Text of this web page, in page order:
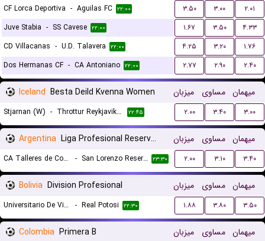
CF Lorca Deportiva - Aguilas FC ۲۲:۰۰ ۳.۵۰ ۳.۰۰
۲.۰۱
Juve Stabia - SS Cavese ۲۲:۰۰ ۱.۶۷ ۳.۵۰
۴.۳۳
CD Villacanas - U.D. Talavera ۲۲:۰۰ ۴.۲۵ ۳.۲۰
۱.۷۶
Dos Hermanas CF - CA Antoniano ۲۲:۰۰ ۲.۷۷ ۲.۹۰ ۲.۴۰
Iceland Besta Deild Kvenna Women میزبان مساوی میهمان
Stjarnan (W) - Throttur Reykjavik (W) ۲۲:۴۵ ۲.۰۰ ۳.۴۰ ۳.۰۰
Argentina Liga Profesional Reserves میزبان مساوی میهمان
CA Talleres de Cordoba Reserves - San Lorenzo Reserves ۲۳:۳۰ ۲.۰۰ ۳.۱۰ ۳.۴۰
Bolivia Division Profesional میزبان مساوی میهمان
Universitario De Vinto - Real Potosi ۲۲:۳۰ ۱.۸۸ ۳.۸۰ ۳.۵۰
Colombia Primera B میزبان مساوی میهمان